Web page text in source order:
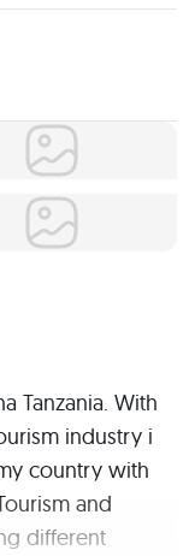
Tanzania. With
industry i
country with
and
different